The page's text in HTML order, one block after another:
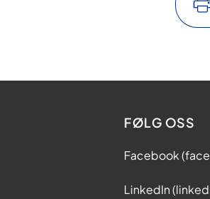
FØLG OSS
Facebook
LinkedIn